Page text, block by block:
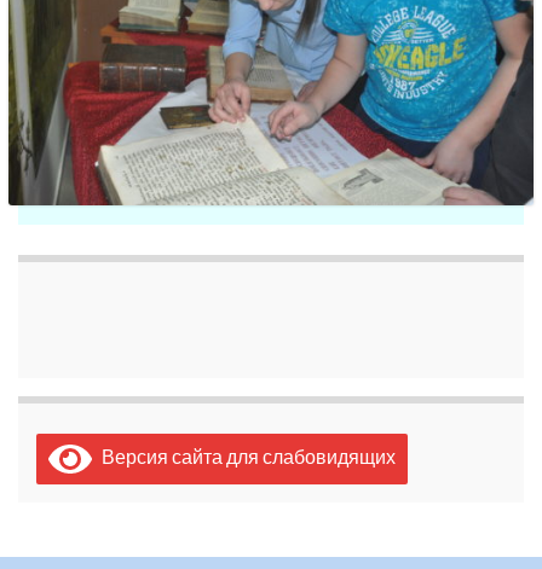
Версия сайта для слабовидящих